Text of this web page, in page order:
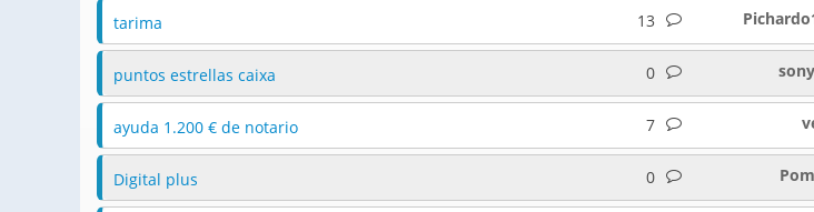
tarima 13
puntos estrellas caixa 0
ayuda 1.200 € de notario 7
Digital plus 0